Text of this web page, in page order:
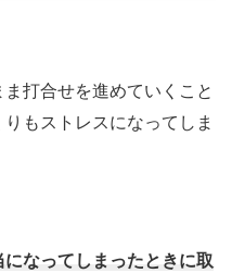
打合せを進めていくこと
もストレスになってしま
なってしまったときに取